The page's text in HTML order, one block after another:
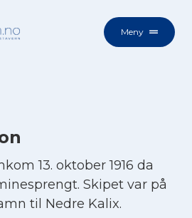
Meny
13. oktober 1916 da
Skipet var på
til Nedre Kalix.